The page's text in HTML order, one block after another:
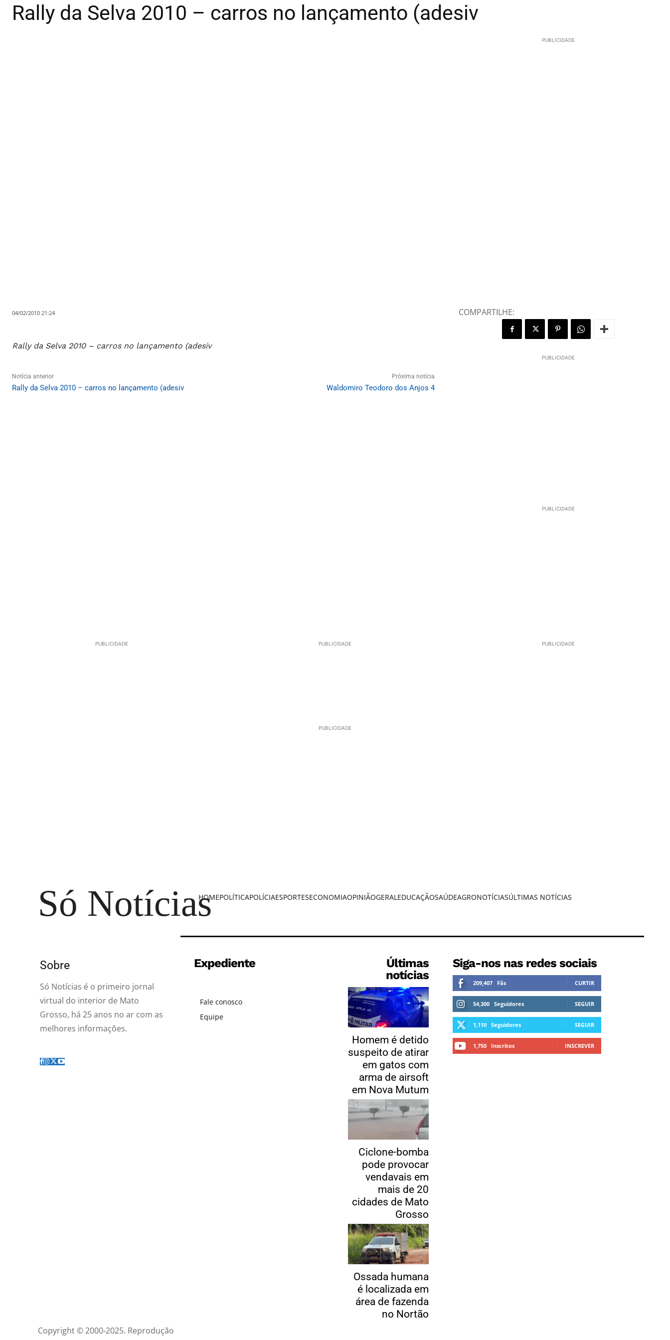
Rally da Selva 2010 – carros no lançamento (adesiv
PUBLICIDADE
04/02/2010 21:24
Rally da Selva 2010 – carros no lançamento (adesiv
Notícia anterior
Rally da Selva 2010 – carros no lançamento (adesiv
Próxima notícia
Waldomiro Teodoro dos Anjos 4
COMPARTILHE:
PUBLICIDADE
PUBLICIDADE
PUBLICIDADE PUBLICIDADE PUBLICIDADE
PUBLICIDADE
Só Notícias
HOMEPOLÍTICAPOLÍCIAESPORTESECONOMIAOPINIÃOGERALEDUCAÇÃOSAÚDEAGRONOTÍCIASÚLTIMAS NOTÍCIAS
Sobre
Só Notícias é o primeiro jornal
virtual do interior de Mato
Grosso, há 25 anos no ar com as
melhores informações.
Expediente
Fale conosco
Equipe
Últimas
notícias
Homem é detido
suspeito de atirar
em gatos com
arma de airsoft
em Nova Mutum
Ciclone-bomba
pode provocar
vendavais em
mais de 20
cidades de Mato
Grosso
Ossada humana
é localizada em
área de fazenda
no Nortão
Siga-nos nas redes sociais
209,407 Fãs CURTIR
54,300 Seguidores SEGUIR
1,110 Seguidores SEGUIR
1,750 Inscritos INSCREVER
Copyright © 2000-2025. Reprodução